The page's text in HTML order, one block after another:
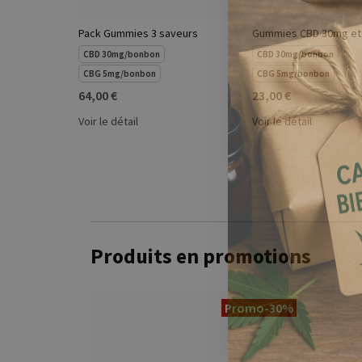
Pack Gummies 3 saveurs
CBD 30mg/bonbon
CBG 5mg/bonbon
64,00 €
Voir le détail
Gummies CBD 30mg
CBD 30mg/bonbon
CBG 5mg/bonbon
23,00 €
Voir le détail
Produits en promotions
Promo-30%